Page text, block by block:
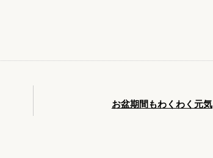
お盆期間もわくわく元気